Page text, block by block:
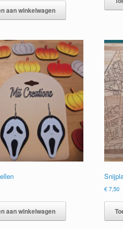
aan winkelwagen
aan winkelwagen
€7,50